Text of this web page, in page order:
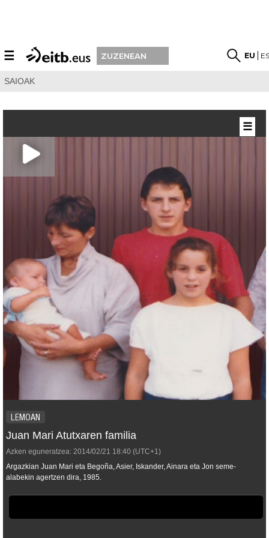
☰ ZUZENEAN EU
SAIOAK
LEMOAN
Juan Mari Atutxaren familia
Azken eguneratzea: 2014/02/21 18:40 (UTC+1)
Argazkian Juan Mari eta Begoña, Asier, Iskander, Ainara eta Jon seme-
alabekin agertzen dira, 1985.
☰